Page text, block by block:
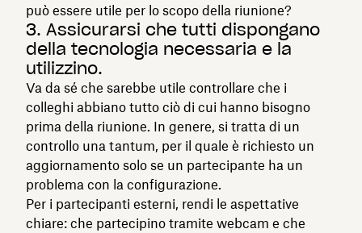
può essere utile per lo scopo della riunione?
3. Assicurarsi che tutti dispongano
della tecnologia necessaria e la
utilizzino.
Va da sé che sarebbe utile controllare che i
colleghi abbiano tutto ciò di cui hanno bisogno
prima della riunione. In genere, si tratta di un
controllo una tantum, per il quale è richiesto un
aggiornamento solo se un partecipante ha un
problema con la configurazione.
Per i partecipanti esterni, rendi le aspettative
chiare: che partecipino tramite webcam e che